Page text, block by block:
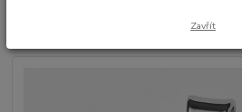
Zavřít